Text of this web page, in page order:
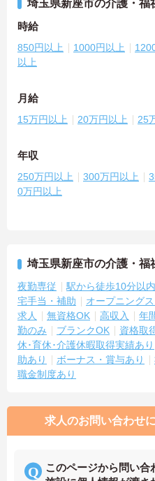
埼玉県新座市の介護・福
時給
850円以上 1000円以上
以上
月給
15万円以上 20万円以上 25
年収
250万円以上 300万円以上
0万円以上
埼玉県新座市の介護・福
夜勤専従 駅から徒歩10分以内
宅手当・補助
オープニング
求人
無資格OK 高収入 年
勤のみ
ブランクOK 資格取
休･育休･介護休暇取得実績あり
助あり
ボーナス・賞与あり
職金制度あり
求人のお問い合わせ
このページから問い合